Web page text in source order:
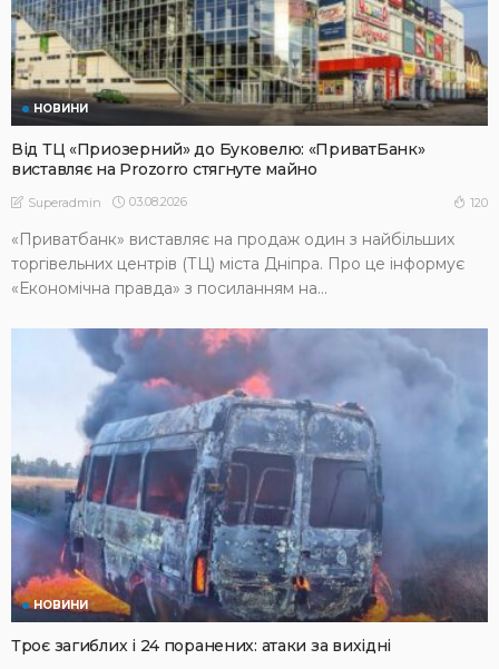
НОВИНИ
Від ТЦ «Приозерний» до Буковелю: «ПриватБанк»
виставляє на Prozorro стягнуте майно
Superadmin 03.08.2026 120
«Приватбанк» виставляє на продаж один з найбільших
торгівельних центрів (ТЦ) міста Дніпра. Про це інформує
«Економічна правда» з посиланням на...
НОВИНИ
Троє загиблих і 24 поранених: атаки за вихідні